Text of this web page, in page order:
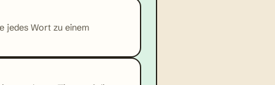
jedes Wort zu einem